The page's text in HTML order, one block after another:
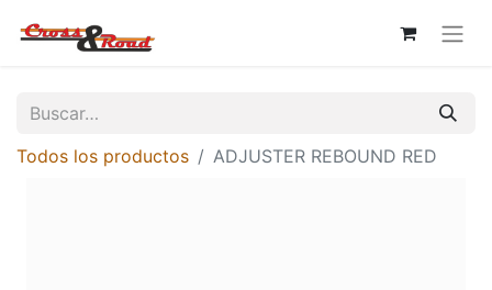
Todos los productos ADJUSTER REBOUND RED